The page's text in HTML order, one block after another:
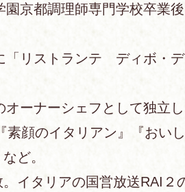
い館弁当
園京都調理師専門学校卒業
「リストランテ ディボ・
オーナーシェフとして独立
素顔のイタリアン』『おい
ど。
。イタリアの国営放送RAI２